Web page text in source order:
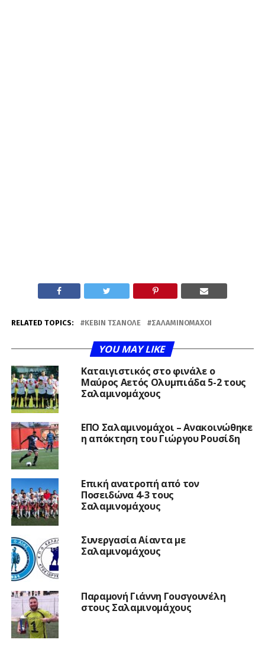
RELATED TOPICS: ΚΈΒΙΝ ΤΣΑΝΟΛΈ ΣΑΛΑΜΙΝΟΜΆΧΟΙ
YOU MAY LIKE
Καταιγιστικός στο φινάλε ο
Μαύρος Αετός Ολυμπιάδα 5-2 τους
Σαλαμινομάχους
ΕΠΟ Σαλαμινομάχοι – Ανακοινώθηκε
η απόκτηση του Γιώργου Ρουσίδη
Επική ανατροπή από τον
Ποσειδώνα 4-3 τους
Σαλαμινομάχους
Συνεργασία Αίαντα με
Σαλαμινομάχους
Παραμονή Γιάννη Γουσγουνέλη
στους Σαλαμινομάχους